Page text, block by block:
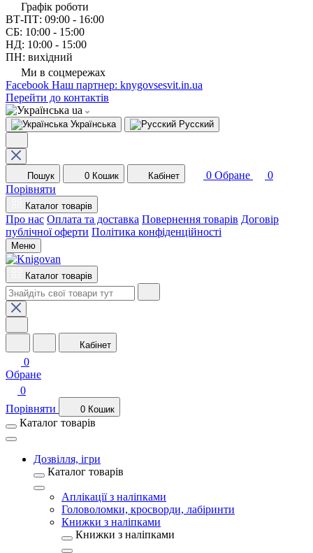
Графік роботи
ВТ-ПТ: 09:00 - 16:00
СБ: 10:00 - 15:00
НД: 10:00 - 15:00
ПН: вихідний
Ми в соцмережах
Facebook Наш партнер: knygovsesvit.in.ua
Перейти до контактів
ua
Українська Русский
Пошук 0 Кошик Кабінет 0 Обране
0
Порівняти
Каталог товарів
Про нас Оплата та доставка Повернення товарів Договір
публічної оферти Політика конфіденційності
Меню
Каталог товарів
Кабінет
0
Обране
0
Порівняти
0 Кошик
Каталог товарів
Дозвілля, ігри
Каталог товарів
Аплікації з наліпками
Головоломки, кросворди, лабіринти
Книжки з наліпками
Книжки з наліпками